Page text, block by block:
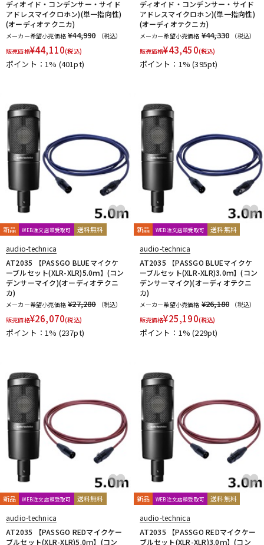
ディオイド・コンデンサー・サイド
アドレスマイクロホン)(単一指向性)
(オーディオテクニカ)
メーカー希望小売価格 ¥44,990
（税込）
販売価格¥44,110(税込)
ポイント：1% (401pt)
ディオイド・コンデンサー・サイド
アドレスマイクロホン)(単一指向性)
(オーディオテクニカ)
メーカー希望小売価格 ¥44,330
（税込）
販売価格¥43,450(税込)
ポイント：1%(395pt)
新品 WEB注文店頭受取可 送料無料
audio-technica
AT2035 【PASSGO BLUEマイクケ
ーブルセット(XLR-XLR)5.0ｍ】(コン
デンサーマイク)(オーディオテクニ
カ)
メーカー希望小売価格 ¥27,280
（税込）
販売価格¥26,070(税込)
ポイント：1% (237pt)
新品 WEB注文店頭受取可 送料無料
audio-technica
AT2035 【PASSGO BLUEマイクケ
ーブルセット(XLR-XLR)3.0ｍ】(コン
デンサーマイク)(オーディオテクニ
カ)
メーカー希望小売価格 ¥26,180
（税込）
販売価格¥25,190(税込)
ポイント：1%(229pt)
新品 WEB注文店頭受取可 送料無料
audio-technica
AT2035 【PASSGO REDマイクケー
ブルセット(XLR-XLR)5.0ｍ】(コン
新品 WEB注文店頭受取可 送料無料
audio-technica
AT2035 【PASSGO REDマイクケー
ブルセット(XLR-XLR)3.0ｍ】(コン